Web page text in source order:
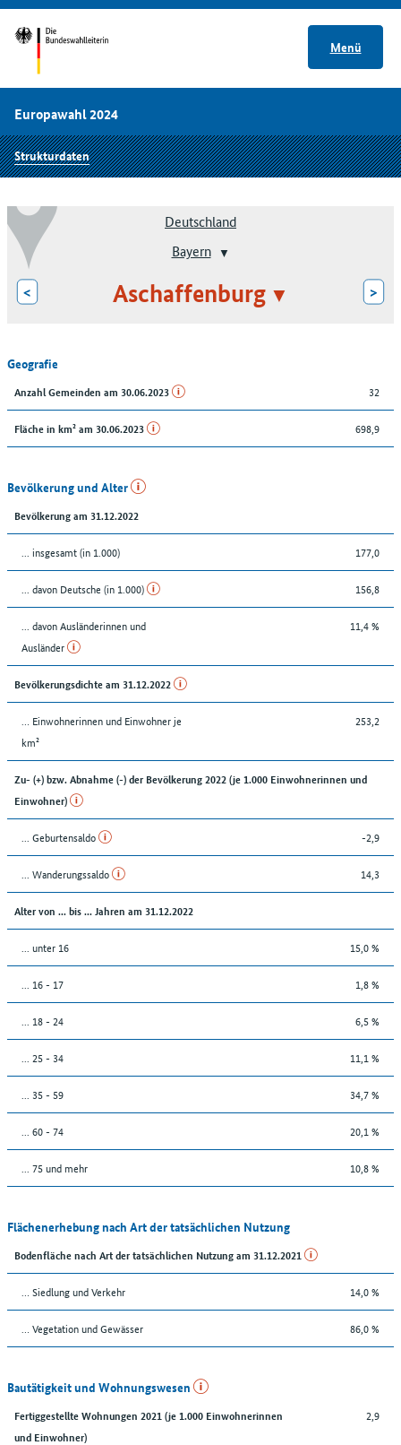
Menü
Europawahl 2024
Strukturdaten
Deutschland
Bayern
< Aschaffenburg >
Geografie
Anzahl Gemeinden am 30.06.2023 32
Fläche in km² am 30.06.2023 698,9
Bevölkerung und Alter
Bevölkerung am 31.12.2022
... insgesamt (in 1.000) 177,0
... davon Deutsche (in 1.000) 156,8
... davon Ausländerinnen und
Ausländer
11,4 %
Bevölkerungsdichte am 31.12.2022
… Einwohnerinnen und Einwohner je
km²
253,2
Zu- (+) bzw. Abnahme (-) der Bevölkerung 2022 (je 1.000 Einwohnerinnen und
Einwohner)
... Geburtensaldo -2,9
... Wanderungssaldo 14,3
Alter von ... bis ... Jahren am 31.12.2022
... unter 16 15,0 %
... 16 - 17 1,8 %
... 18 - 24 6,5 %
... 25 - 34 11,1 %
... 35 - 59 34,7 %
... 60 - 74 20,1 %
... 75 und mehr 10,8 %
Flächenerhebung nach Art der tatsächlichen Nutzung
Bodenfläche nach Art der tatsächlichen Nutzung am 31.12.2021
… Siedlung und Verkehr 14,0 %
… Vegetation und Gewässer 86,0 %
Bautätigkeit und Wohnungswesen
Fertiggestellte Wohnungen 2021 (je 1.000 Einwohnerinnen
und Einwohner)
2,9